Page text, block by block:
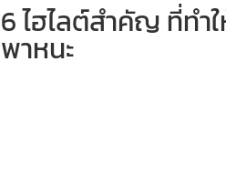
6 ไฮไลต์สำคัญ ที่ทำ
พาหนะ